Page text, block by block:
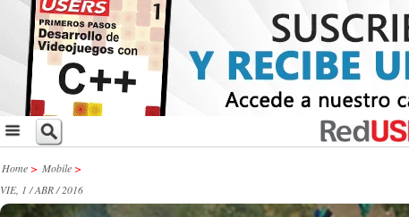
Home> Mobile>
VIE, 1 / ABR / 2016